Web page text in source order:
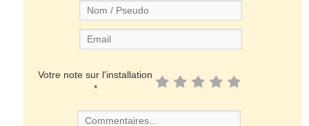
Votre note sur l'installation
*